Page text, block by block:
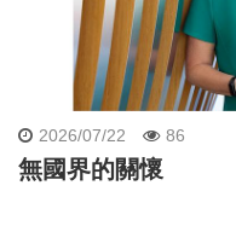
2026/07/22 86
無國界的關懷